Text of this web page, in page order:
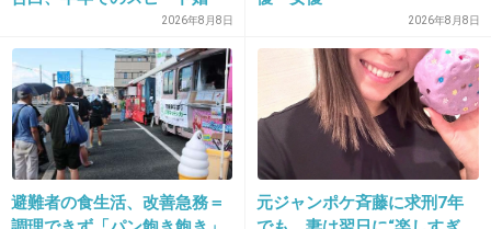
なぜキスをする雰囲気になるの？！
+126 -2
17. 匿名2014/05/07(水) 20:49:59
2026年8月8日 2026年8月8日
避難者の食生活、改善急務＝
元ジャンポケ斉藤に求刑7年